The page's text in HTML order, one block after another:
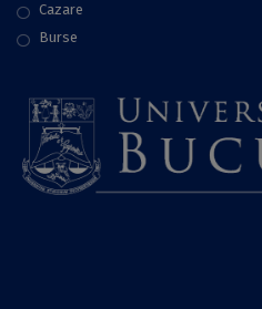
Cazare
Burse